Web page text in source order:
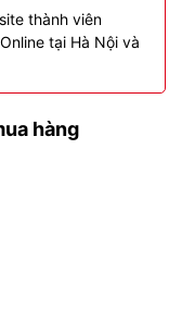
thành viên
tại Hà Nội và
hàng